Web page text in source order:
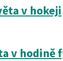
v hokeji
v hodině